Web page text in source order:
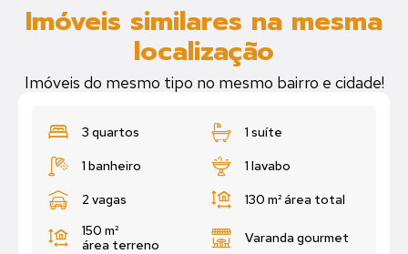
Imóveis similares na mesma
localização
Imóveis do mesmo tipo no mesmo bairro e cidade!
3 quartos 1 suíte
1 banheiro 1 lavabo
2 vagas 130 m²área total
150 m²
área terreno
Varanda gourmet